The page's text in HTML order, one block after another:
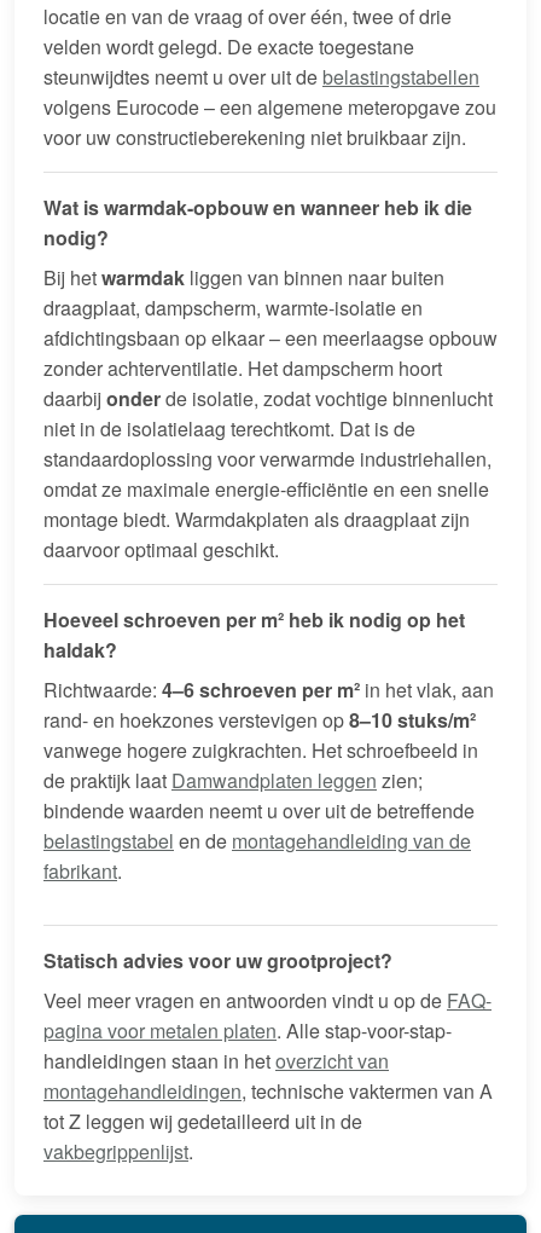
locatie en van de vraag of over één, twee of drie
velden wordt gelegd. De exacte toegestane
steunwijdtes neemt u over uit de belastingstabellen
volgens Eurocode – een algemene meteropgave zou
voor uw constructieberekening niet bruikbaar zijn.
Wat is warmdak-opbouw en wanneer heb ik die
nodig?
Bij hetwarmdak liggen van binnen naar buiten
draagplaat, dampscherm, warmte-isolatie en
afdichtingsbaan op elkaar – een meerlaagse opbouw
zonder achterventilatie. Het dampscherm hoort
daarbijonderde isolatie, zodat vochtige binnenlucht
niet in de isolatielaag terechtkomt. Dat is de
standaardoplossing voor verwarmde industriehallen,
omdat ze maximale energie-efficiëntie en een snelle
montage biedt. Warmdakplaten als draagplaat zijn
daarvoor optimaal geschikt.
Hoeveel schroeven per m² heb ik nodig op het
haldak?
Richtwaarde: 4–6 schroeven per m² in het vlak, aan
rand- en hoekzones verstevigen op8–10 stuks/m²
vanwege hogere zuigkrachten. Het schroefbeeld in
de praktijk laat Damwandplaten leggen zien;
bindende waarden neemt u over uit de betreffende
belastingstabel en de montagehandleiding van de
fabrikant.
Statisch advies voor uw grootproject?
Veel meer vragen en antwoorden vindt u op de FAQ-
pagina voor metalen platen. Alle stap-voor-stap-
handleidingen staan in hetoverzicht van
montagehandleidingen, technische vaktermen van A
tot Z leggen wij gedetailleerd uit in de
vakbegrippenlijst.